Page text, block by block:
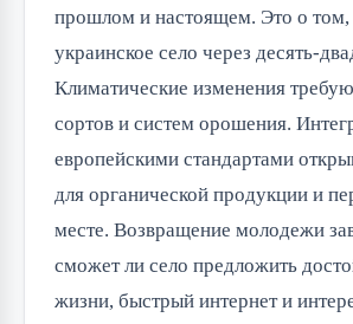
прошлом и настоящем. Это о том,
украинское село через десять-
Климатические изменения
сортов и систем орошения.
европейскими стандартами
для органической продукции и
месте. Возвращение молодежи
сможет ли село предложить
жизни, быстрый интернет и